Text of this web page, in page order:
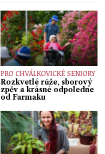
PRO CHVÁLKOVICKÉ SENIORY
Rozkvetlé růže, sborový
zpěv a krásné odpoledne
od Farmaku